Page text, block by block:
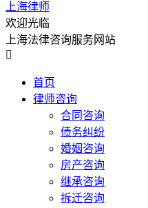
上海律师
欢迎光临
上海法律咨询服务网站

首页
律师咨询
合同咨询
债务纠纷
婚姻咨询
房产咨询
继承咨询
拆迁咨询